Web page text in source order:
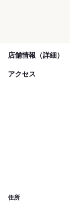
店舗情報（詳細）
アクセス
住所